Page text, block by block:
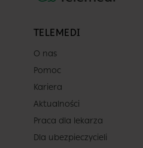
TELEMEDI
O nas
Pomoc
Kariera
Aktualności
Praca dla lekarza
Dla ubezpieczycieli